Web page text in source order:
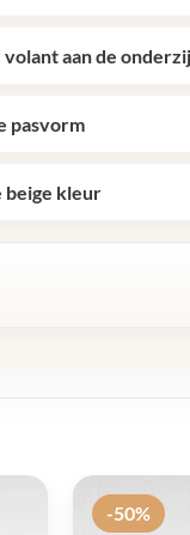
volant aan de
pasvorm
beige kleur
-50%